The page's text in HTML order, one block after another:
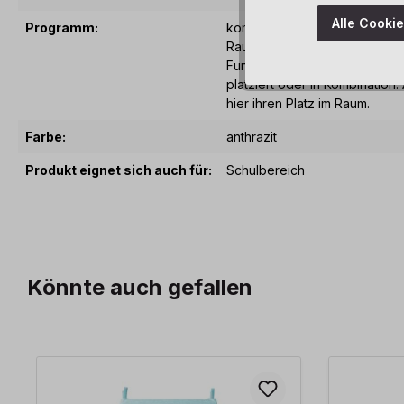
Programm:
kombi-mobil – kombinieren
Raumgliederungssystem mit
Funktionen und Details. Ob
platziert oder in
hier ihren Platz im Raum.
Farbe: anthrazit
Produkt eignet sich auch für: Schulbereich
Könnte auch gefallen
Alle